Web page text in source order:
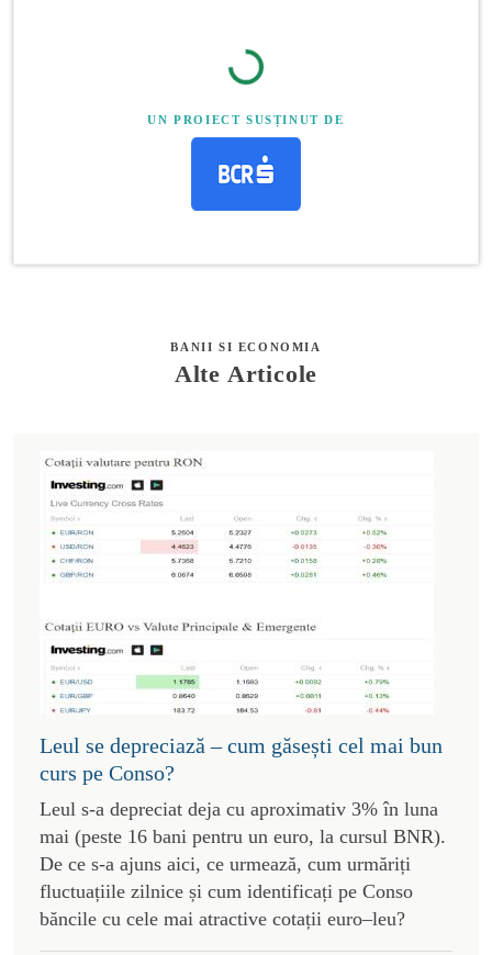
UN PROIECT SUSȚINUT DE
BANII SI ECONOMIA
Alte Articole
Leul se depreciază – cum găsești cel mai bun
curs pe Conso?
Leul s-a depreciat deja cu aproximativ 3% în luna
mai (peste 16 bani pentru un euro, la cursul BNR).
De ce s-a ajuns aici, ce urmează, cum urmăriți
fluctuațiile zilnice și cum identificați pe Conso
băncile cu cele mai atractive cotații euro–leu?